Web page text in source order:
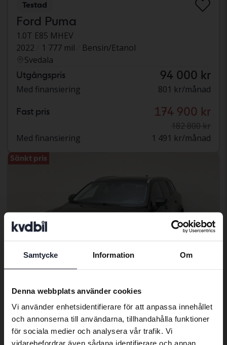
Samtycke Information Om
Denna webbplats använder cookies
Vi använder enhetsidentifierare för att anpassa innehållet
och annonserna till användarna, tillhandahålla funktioner
för sociala medier och analysera vår trafik. Vi
vidarebefordrar även sådana identifierare och annan
Testad
Ford Puma
1.0T E85 MHEV
2022
1 777 mil
Bensin/Etanol
Svedala
Utgångspris 94 000 kr
Med finansiering 801 kr/månad
Fast pris 174 900 kr
182 800 kr
Med finansiering
1 491 kr/månad
Sänkt pris
Testad
Volvo V60 Cross Country
V60 B4 Cross Country AWD 197hk
Preferred language
We have detected that your browser
Swedish. To better service our friends
abroad we have an English language
site (kvdcars.com) that contains all the